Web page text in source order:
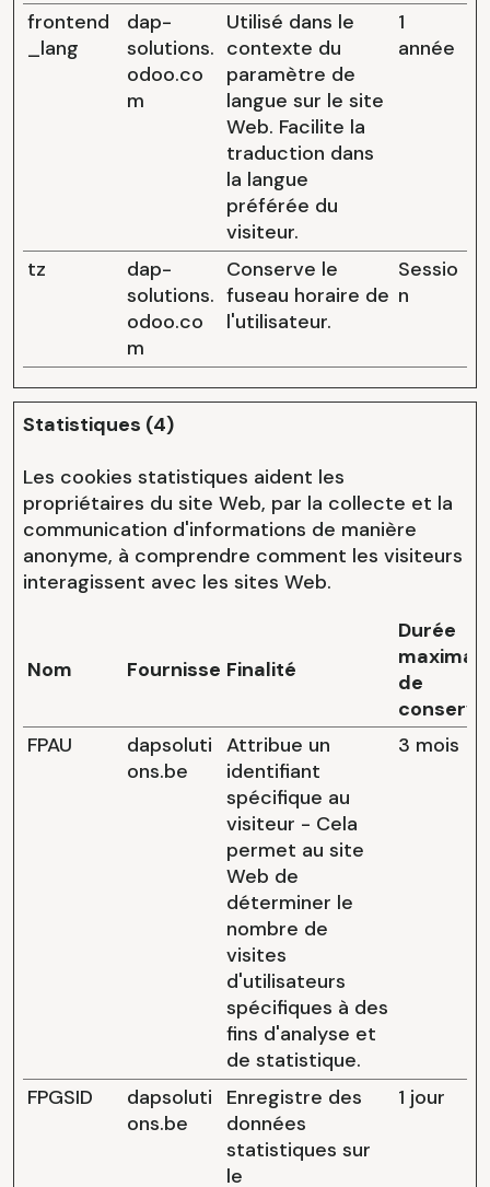
frontend
_lang
dap-
solutions.
odoo.co
m
Utilisé dans le
contexte du
paramètre de
langue sur le site
Web. Facilite la
traduction dans
la langue
préférée du
visiteur.
1
année
tz
dap-
solutions.
odoo.co
m
Conserve le
fuseau horaire de
l'utilisateur.
Sessio
n
Statistiques (4)
Les cookies statistiques aident les
propriétaires du site Web, par la collecte et la
communication d'informations de manière
anonyme, à comprendre comment les visiteurs
interagissent avec les sites Web.
Nom FournisseurFinalité
Durée
de
FPAU
dapsoluti
ons.be
Attribue un
identifiant
spécifique au
visiteur - Cela
permet au site
Web de
déterminer le
nombre de
visites
d'utilisateurs
spécifiques à des
fins d'analyse et
de statistique.
3 mois
FPGSID
dapsoluti
ons.be
Enregistre des
données
statistiques sur
le
1 jour